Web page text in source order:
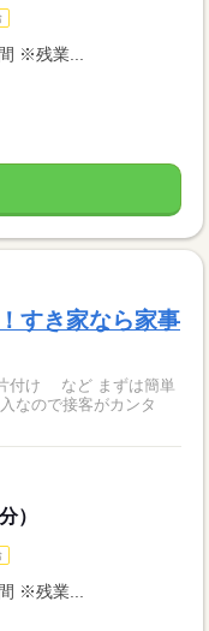
※残業...
すき家なら家事
付け など まずは簡単
）
※残業...